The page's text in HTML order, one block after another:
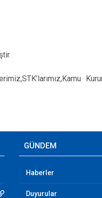
GÜNDEM
Haberler
Duyurular